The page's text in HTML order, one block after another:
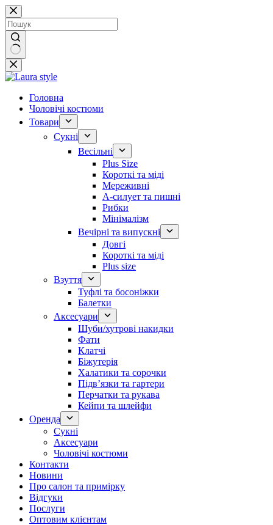
Перейти
до
вмісту
Немає
результатів
Головна
Чоловічі костюми
Товари
Сукні
Весільні
Plus Size
Короткі та міді
Мереживні
А-силует та пишні
Рибки
Мінімалізм
Вечірні та випускні
Довгі
Короткі та міді
Plus size
Взуття
Туфлі та босоніжки
Балетки
Аксесуари
Шуби/хутрові накидки
Фати
Клатчі
Біжутерія
Халатики та сорочки
Підвʼязки та гартери
Перчатки та рукава
Кейпи та шлейфи
Оренда
Сукні
Аксесуари
Чоловічі костюми
Контакти
Новини
Про салон та примірку
Відгуки
Послуги
Оптовим клієнтам